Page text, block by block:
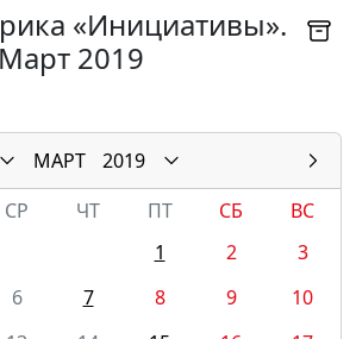
«Инициативы».
2019
МАРТ
2019
СР ЧТ ПТ СБ
ВС
1
2
3
6 7 8 9
10